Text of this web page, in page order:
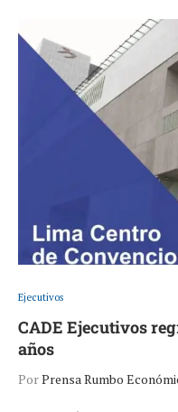
Ejecutivos
CADE Ejecutivos
años
PorPrensa Rumbo